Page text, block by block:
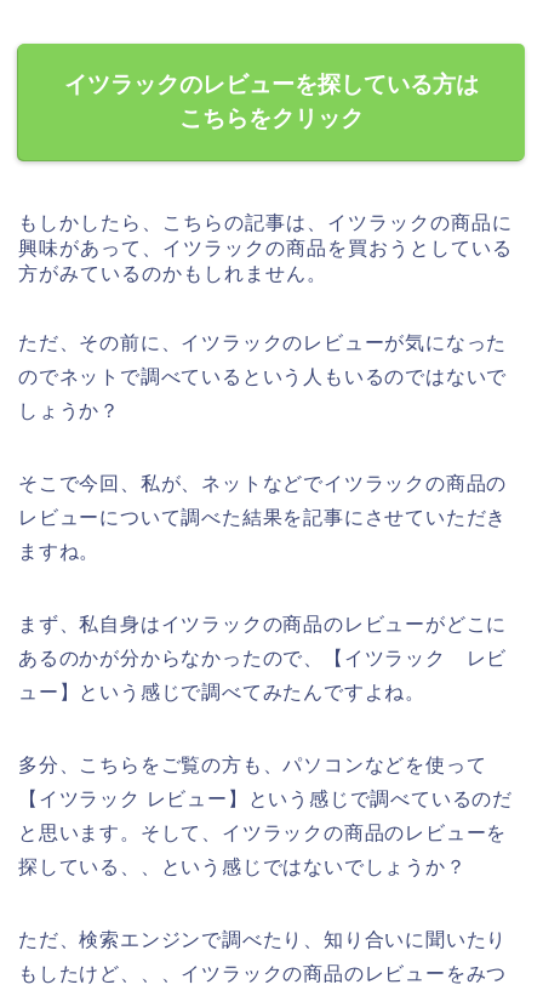
イツラックのレビューを探している方は
こちらをクリック
もしかしたら、こちらの記事は、イツラックの商品に
興味があって、イツラックの商品を買おうとしている
方がみているのかもしれません。
ただ、その前に、イツラックのレビューが気になった
のでネットで調べているという人もいるのではないで
しょうか？
そこで今回、私が、ネットなどでイツラックの商品の
レビューについて調べた結果を記事にさせていただき
ますね。
まず、私自身はイツラックの商品のレビューがどこに
あるのかが分からなかったので、【イツラック レビ
ュー】という感じで調べてみたんですよね。
多分、こちらをご覧の方も、パソコンなどを使って
【イツラック レビュー】という感じで調べているのだ
と思います。そして、イツラックの商品のレビューを
探している、、という感じではないでしょうか？
ただ、検索エンジンで調べたり、知り合いに聞いたり
もしたけど、、、イツラックの商品のレビューをみつ